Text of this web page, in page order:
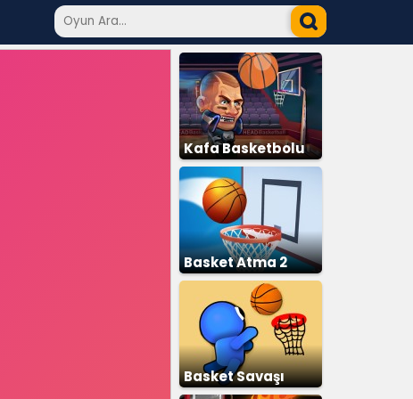
Kafa Basketbolu
Basket Atma 2
Basket Savaşı